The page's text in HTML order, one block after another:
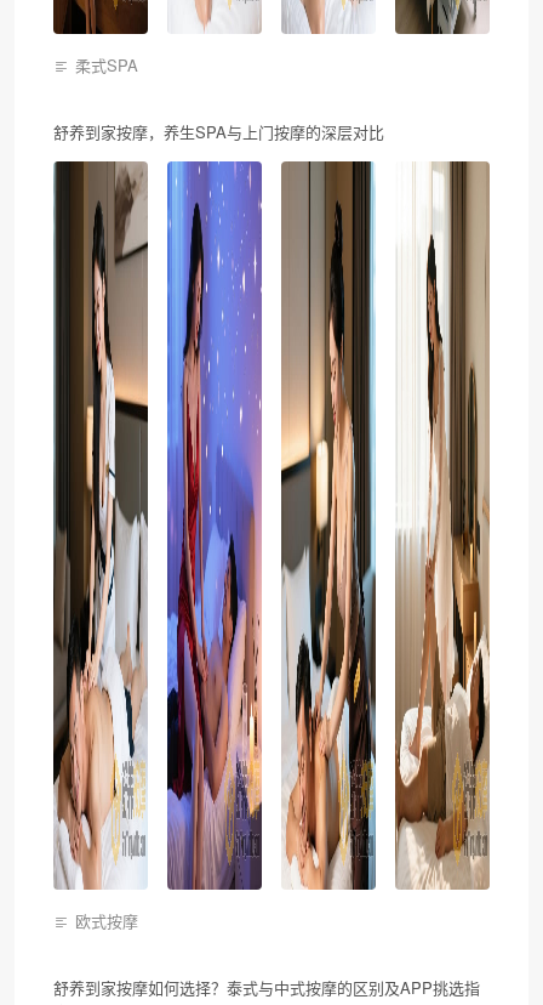
柔式SPA
舒养到家按摩，养生SPA与上门按摩的深层对比
欧式按摩
舒养到家按摩如何选择？泰式与中式按摩的区别及APP挑选指